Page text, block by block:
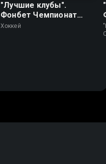
"Лучшие клубы".
Фонбет Чемпионат
КХЛ. "Авангард" - ЦСКА
Хоккей